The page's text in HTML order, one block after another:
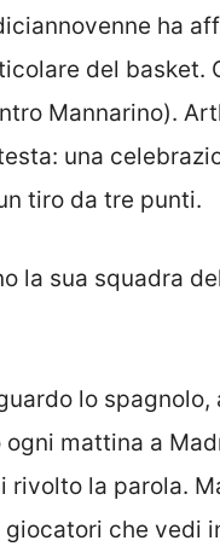
ha
del basket.
Mannarino).
una
tiro da tre punti.
la sua squadra
lo
ogni mattina a
rivolto la parola.
che vedi